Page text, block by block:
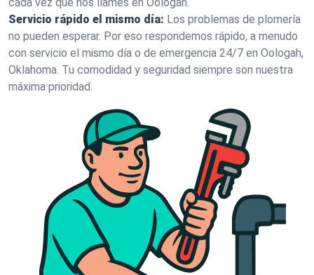
Servicio rápido el mismo día: Los problemas de plomería
no pueden esperar. Por eso respondemos rápido, a menudo
con servicio el mismo día o de emergencia 24/7 en Oologah,
Oklahoma. Tu comodidad y seguridad siempre son nuestra
máxima prioridad.